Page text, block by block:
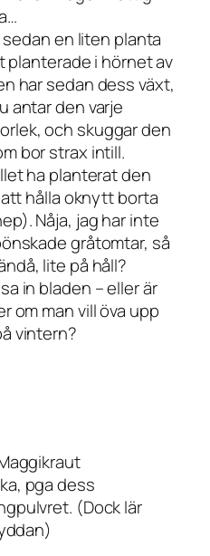
en liten planta
planterade i hörnet av
har sedan dess växt,
antar den varje
och skuggar den
bor strax intill.
ha planterat den
hålla oknytt borta
Nåja, jag har inte
gråtomtar, så
lite på håll?
in bladen – eller är
om man vill öva upp
vintern?
pga dess
(Dock lär